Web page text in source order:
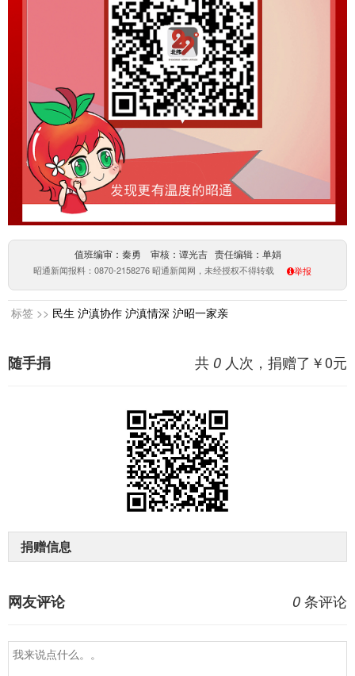
值班编审：秦勇 审核：谭光吉 责任编辑：单娟
昭通新闻报料：0870-2158276 昭通新闻网，未经授权不得转载 举报
标签 >> 民生 沪滇协作 沪滇情深 沪昭一家亲
共 0 人次，捐赠了￥0元
随手捐
捐赠信息
0 条评论
网友评论